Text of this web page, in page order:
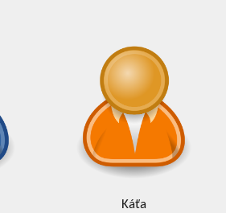
Káťa